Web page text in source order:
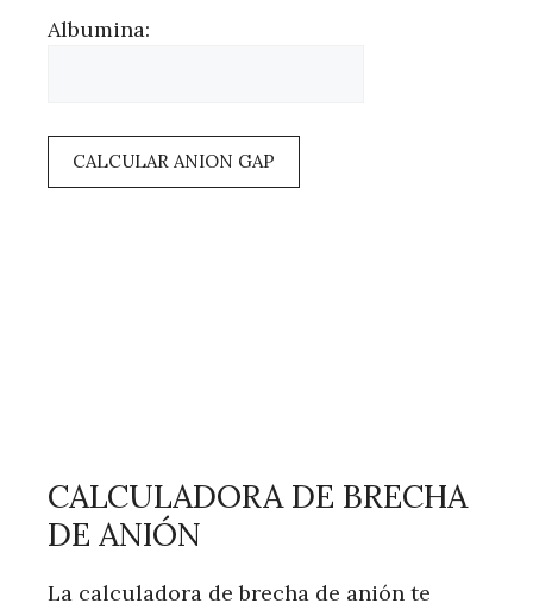
Albumina:
CALCULAR ANION GAP
CALCULADORA DE BRECHA
DE ANIÓN
La calculadora de brecha de anión te